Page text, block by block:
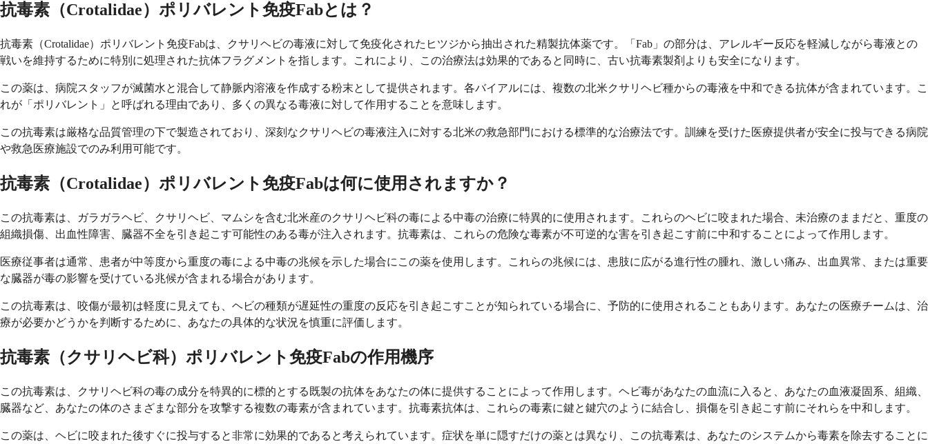
抗毒素（Crotalidae）ポリバレント免疫Fabとは？
抗毒素（Crotalidae）ポリバレント免疫Fabは、クサリヘビの毒液に対して免疫化されたヒツジから抽出された精製抗体薬です。「Fab」の部分は、アレルギー反応を軽減しながら毒液との
戦いを維持するために特別に処理された抗体フラグメントを指します。これにより、この治療法は効果的であると同時に、古い抗毒素製剤よりも安全になります。
この薬は、病院スタッフが滅菌水と混合して静脈内溶液を作成する粉末として提供されます。各バイアルには、複数の北米クサリヘビ種からの毒液を中和できる抗体が含まれています。こ
れが「ポリバレント」と呼ばれる理由であり、多くの異なる毒液に対して作用することを意味します。
この抗毒素は厳格な品質管理の下で製造されており、深刻なクサリヘビの毒液注入に対する北米の救急部門における標準的な治療法です。訓練を受けた医療提供者が安全に投与できる病院
や救急医療施設でのみ利用可能です。
抗毒素（Crotalidae）ポリバレント免疫Fabは何に使用されますか？
この抗毒素は、ガラガラヘビ、クサリヘビ、マムシを含む北米産のクサリヘビ科の毒による中毒の治療に特異的に使用されます。これらのヘビに咬まれた場合、未治療のままだと、重度の
組織損傷、出血性障害、臓器不全を引き起こす可能性のある毒が注入されます。抗毒素は、これらの危険な毒素が不可逆的な害を引き起こす前に中和することによって作用します。
医療従事者は通常、患者が中等度から重度の毒による中毒の兆候を示した場合にこの薬を使用します。これらの兆候には、患肢に広がる進行性の腫れ、激しい痛み、出血異常、または重要
な臓器が毒の影響を受けている兆候が含まれる場合があります。
この抗毒素は、咬傷が最初は軽度に見えても、ヘビの種類が遅延性の重度の反応を引き起こすことが知られている場合に、予防的に使用されることもあります。あなたの医療チームは、治
療が必要かどうかを判断するために、あなたの具体的な状況を慎重に評価します。
抗毒素（クサリヘビ科）ポリバレント免疫Fabの作用機序
この抗毒素は、クサリヘビ科の毒の成分を特異的に標的とする既製の抗体をあなたの体に提供することによって作用します。ヘビ毒があなたの血流に入ると、あなたの血液凝固系、組織、
臓器など、あなたの体のさまざまな部分を攻撃する複数の毒素が含まれています。抗毒素抗体は、これらの毒素に鍵と鍵穴のように結合し、損傷を引き起こす前にそれらを中和します。
この薬は、ヘビに咬まれた後すぐに投与すると非常に効果的であると考えられています。症状を単に隠すだけの薬とは異なり、この抗毒素は、あなたのシステムから毒素を除去することに